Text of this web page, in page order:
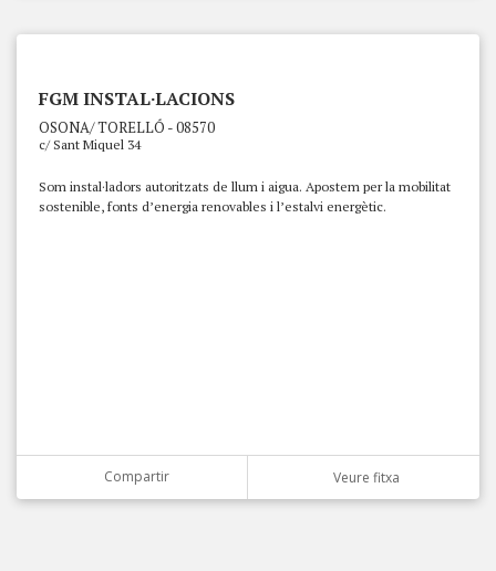
FGM INSTAL·LACIONS
OSONA/ TORELLÓ - 08570
c/ Sant Miquel 34
Som instal·ladors autoritzats de llum i aigua. Apostem per la mobilitat
sostenible, fonts d’energia renovables i l’estalvi energètic.
Compartir Veure fitxa